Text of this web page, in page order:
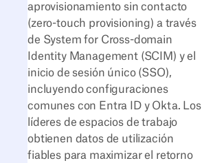
aprovisionamiento sin contacto
(zero-touch provisioning) a través
de System for Cross-domain
Identity Management (SCIM) y el
inicio de sesión único (SSO),
incluyendo configuraciones
comunes con Entra ID y Okta. Los
líderes de espacios de trabajo
obtienen datos de utilización
fiables para maximizar el retorno